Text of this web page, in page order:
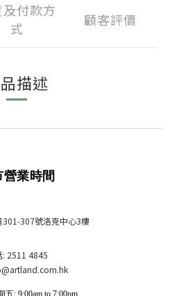
付款方
式
顧客評價
描述
營業時間
301-307號洛克中心3樓
: 2511 4845
@artland.com.hk
五: 9:00am to 7:00pm